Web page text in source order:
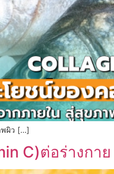
พผิว […]
C)ต่อร่างกาย